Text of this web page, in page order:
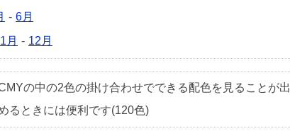
- 6月
月 - 12月
CMYの中の2色の掛け合わせでできる配色を見ることが出
るときには便利です(120色)